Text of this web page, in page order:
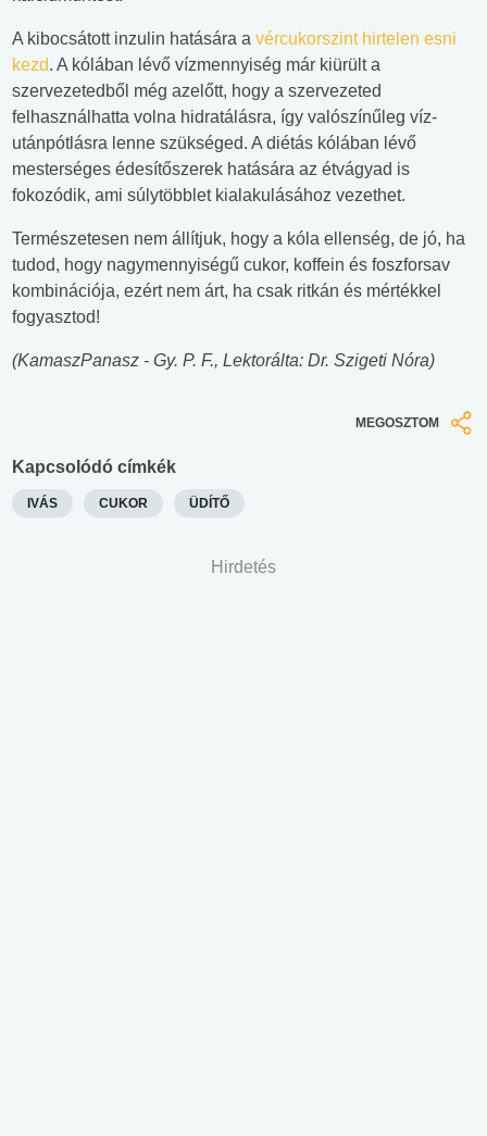
A kibocsátott inzulin hatására a vércukorszint hirtelen esni
kezd. A kólában lévő vízmennyiség már kiürült a
szervezetedből még azelőtt, hogy a szervezeted
felhasználhatta volna hidratálásra, így valószínűleg víz-
utánpótlásra lenne szükséged. A diétás kólában lévő
mesterséges édesítőszerek hatására az étvágyad is
fokozódik, ami súlytöbblet kialakulásához vezethet.
Természetesen nem állítjuk, hogy a kóla ellenség, de jó, ha
tudod, hogy nagymennyiségű cukor, koffein és foszforsav
kombinációja, ezért nem árt, ha csak ritkán és mértékkel
fogyasztod!
(KamaszPanasz - Gy. P. F., Lektorálta: Dr. Szigeti Nóra)
MEGOSZTOM
Kapcsolódó címkék
IVÁS CUKOR ÜDÍTŐ
Hirdetés